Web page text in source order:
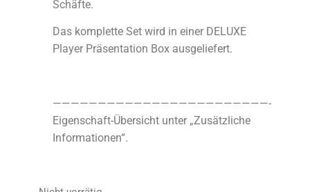
Schäfte.
Das komplette Set wird in einer DELUXE
Player Präsentation Box ausgeliefert.
————————————————————————-
Eigenschaft-Übersicht unter „Zusätzliche
Informationen“.